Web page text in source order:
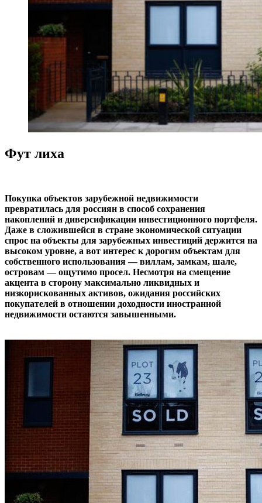
Фут лиха
Покупка объектов зарубежной недвижимости
превратилась для россиян в способ сохранения
накоплений и диверсификации инвестиционного портфеля.
Даже в сложившейся в стране экономической ситуации
спрос на объекты для зарубежных инвестиций держится на
высоком уровне, а вот интерес к дорогим объектам для
собственного использования — виллам, замкам, шале,
островам — ощутимо просел. Несмотря на смещение
акцента в сторону максимально ликвидных и
низкорискованных активов, ожидания российских
покупателей в отношении доходности иностранной
недвижимости остаются завышенными.